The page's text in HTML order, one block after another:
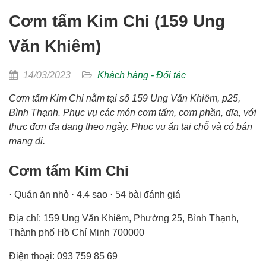
Cơm tấm Kim Chi (159 Ung
Văn Khiêm)
14/03/2023 Khách hàng - Đối tác
Cơm tấm Kim Chi nằm tại số 159 Ung Văn Khiêm, p25,
Bình Thạnh. Phục vụ các món cơm tấm, cơm phần, dĩa, với
thực đơn đa dạng theo ngày. Phục vụ ăn tại chỗ và có bán
mang đi.
Cơm tấm Kim Chi
· Quán ăn nhỏ · 4.4 sao · 54 bài đánh giá
Địa chỉ: 159 Ung Văn Khiêm, Phường 25, Bình Thạnh,
Thành phố Hồ Chí Minh 700000
Điện thoại: 093 759 85 69